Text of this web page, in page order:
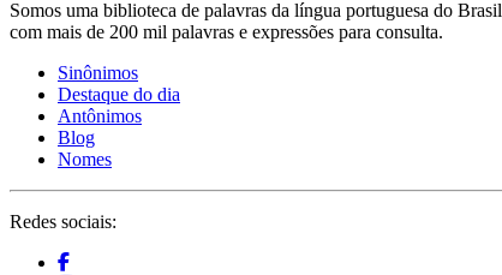
Somos uma biblioteca de palavras da língua portuguesa do Brasil
com mais de 200 mil palavras e expressões para consulta.
Sinônimos
Destaque do dia
Antônimos
Blog
Nomes
Redes sociais: